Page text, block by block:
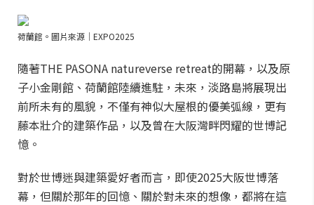
荷蘭館。圖片來源｜EXPO2025
隨著THE PASONA natureverse retreat的開幕，以及原
子小金剛館、荷蘭館陸續進駐，未來，淡路島將展現出
前所未有的風貌，不僅有神似大屋根的優美弧線，更有
藤本壯介的建築作品，以及曾在大阪灣畔閃耀的世博記
憶。
對於世博迷與建築愛好者而言，即使2025大阪世博落
幕，但關於那年的回憶、關於對未來的想像，都將在這